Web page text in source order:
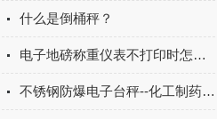
什么是倒桶秤？
电子地磅称重仪表不打印时怎么办
不锈钢防爆电子台秤--化工制药厂的上选